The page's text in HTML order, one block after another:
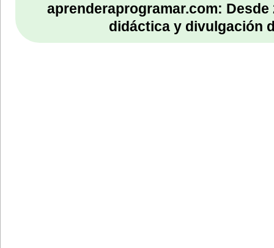
aprenderaprogramar.com:
didáctica y divulgación